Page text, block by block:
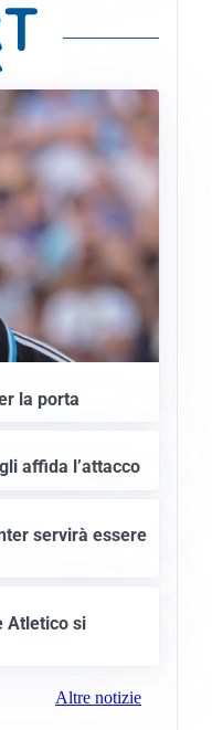
la porta
affida l’attacco
servirà essere
Atletico si
Altre notizie